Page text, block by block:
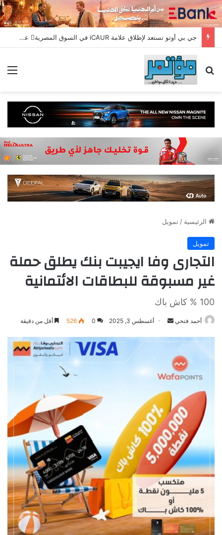
جي بي أوتو تستعد لإطلاق علامة iCAUR في السوق المصرية علامة عالمية جديدة لسيارات الطاقة الجديدة تجمع بين التكنولوجيا الذكية والتصميم الجريء وروح المغامر
بحث عن
الرئيسية / تمويل
تمويل
التجارى وفا ايجيبت بنك يطلق حملة
غير مسبوقة للبطاقات الائتمانية
100 % كاش باك
أحمد فتحي
أرسل أغسطس 3, 2025 0
526 أقل من دقيقة